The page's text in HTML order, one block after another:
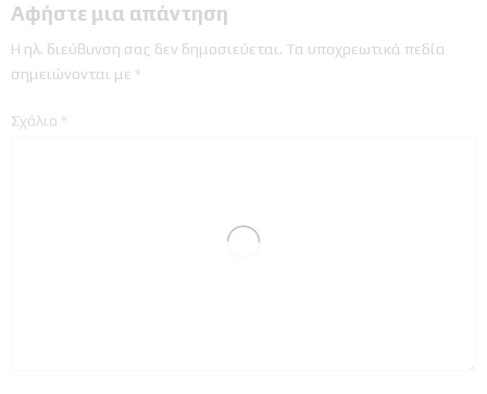
Αφήστε μια απάντηση
Η ηλ. διεύθυνση σας δεν δημοσιεύεται. Τα υποχρεωτικά πεδία
σημειώνονται με *
Σχόλιο *